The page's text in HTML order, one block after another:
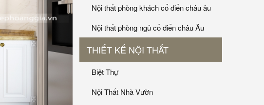
Nội thất phòng khách cổ điển châu âu
Nội thất phòng ngủ cổ điển châu Âu
THIẾT KẾ NỘI THẤT
Biệt Thự
Nội Thất Nhà Vườn